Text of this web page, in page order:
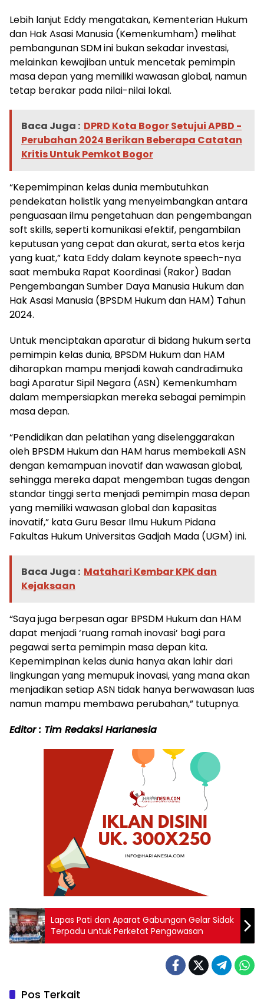
Lebih lanjut Eddy mengatakan, Kementerian Hukum
dan Hak Asasi Manusia (Kemenkumham) melihat
pembangunan SDM ini bukan sekadar investasi,
melainkan kewajiban untuk mencetak pemimpin
masa depan yang memiliki wawasan global, namun
tetap berakar pada nilai-nilai lokal.
Baca Juga : DPRD Kota Bogor Setujui APBD -
Perubahan 2024 Berikan Beberapa Catatan
Kritis Untuk Pemkot Bogor
“Kepemimpinan kelas dunia membutuhkan
pendekatan holistik yang menyeimbangkan antara
penguasaan ilmu pengetahuan dan pengembangan
soft skills, seperti komunikasi efektif, pengambilan
keputusan yang cepat dan akurat, serta etos kerja
yang kuat,” kata Eddy dalam keynote speech-nya
saat membuka Rapat Koordinasi (Rakor) Badan
Pengembangan Sumber Daya Manusia Hukum dan
Hak Asasi Manusia (BPSDM Hukum dan HAM) Tahun
2024.
Untuk menciptakan aparatur di bidang hukum serta
pemimpin kelas dunia, BPSDM Hukum dan HAM
diharapkan mampu menjadi kawah candradimuka
bagi Aparatur Sipil Negara (ASN) Kemenkumham
dalam mempersiapkan mereka sebagai pemimpin
masa depan.
“Pendidikan dan pelatihan yang diselenggarakan
oleh BPSDM Hukum dan HAM harus membekali ASN
dengan kemampuan inovatif dan wawasan global,
sehingga mereka dapat mengemban tugas dengan
standar tinggi serta menjadi pemimpin masa depan
yang memiliki wawasan global dan kapasitas
inovatif,” kata Guru Besar Ilmu Hukum Pidana
Fakultas Hukum Universitas Gadjah Mada (UGM) ini.
Baca Juga : Matahari Kembar KPK dan
Kejaksaan
“Saya juga berpesan agar BPSDM Hukum dan HAM
dapat menjadi ‘ruang ramah inovasi’ bagi para
pegawai serta pemimpin masa depan kita.
Kepemimpinan kelas dunia hanya akan lahir dari
lingkungan yang memupuk inovasi, yang mana akan
menjadikan setiap ASN tidak hanya berwawasan luas
namun mampu membawa perubahan,” tutupnya.
Editor : Tim Redaksi Harianesia
Lapas Pati dan Aparat Gabungan Gelar Sidak
Terpadu untuk Perketat Pengawasan
Pos Terkait